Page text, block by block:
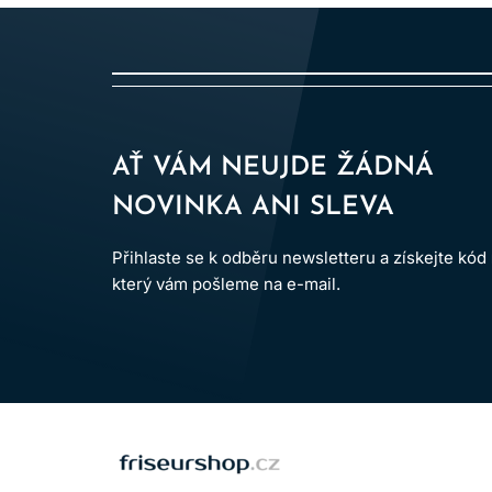
AŤ VÁM NEUJDE ŽÁDNÁ
NOVINKA ANI SLEVA
Přihlaste se k odběru newsletteru a získejte kód
který vám pošleme na e-mail.